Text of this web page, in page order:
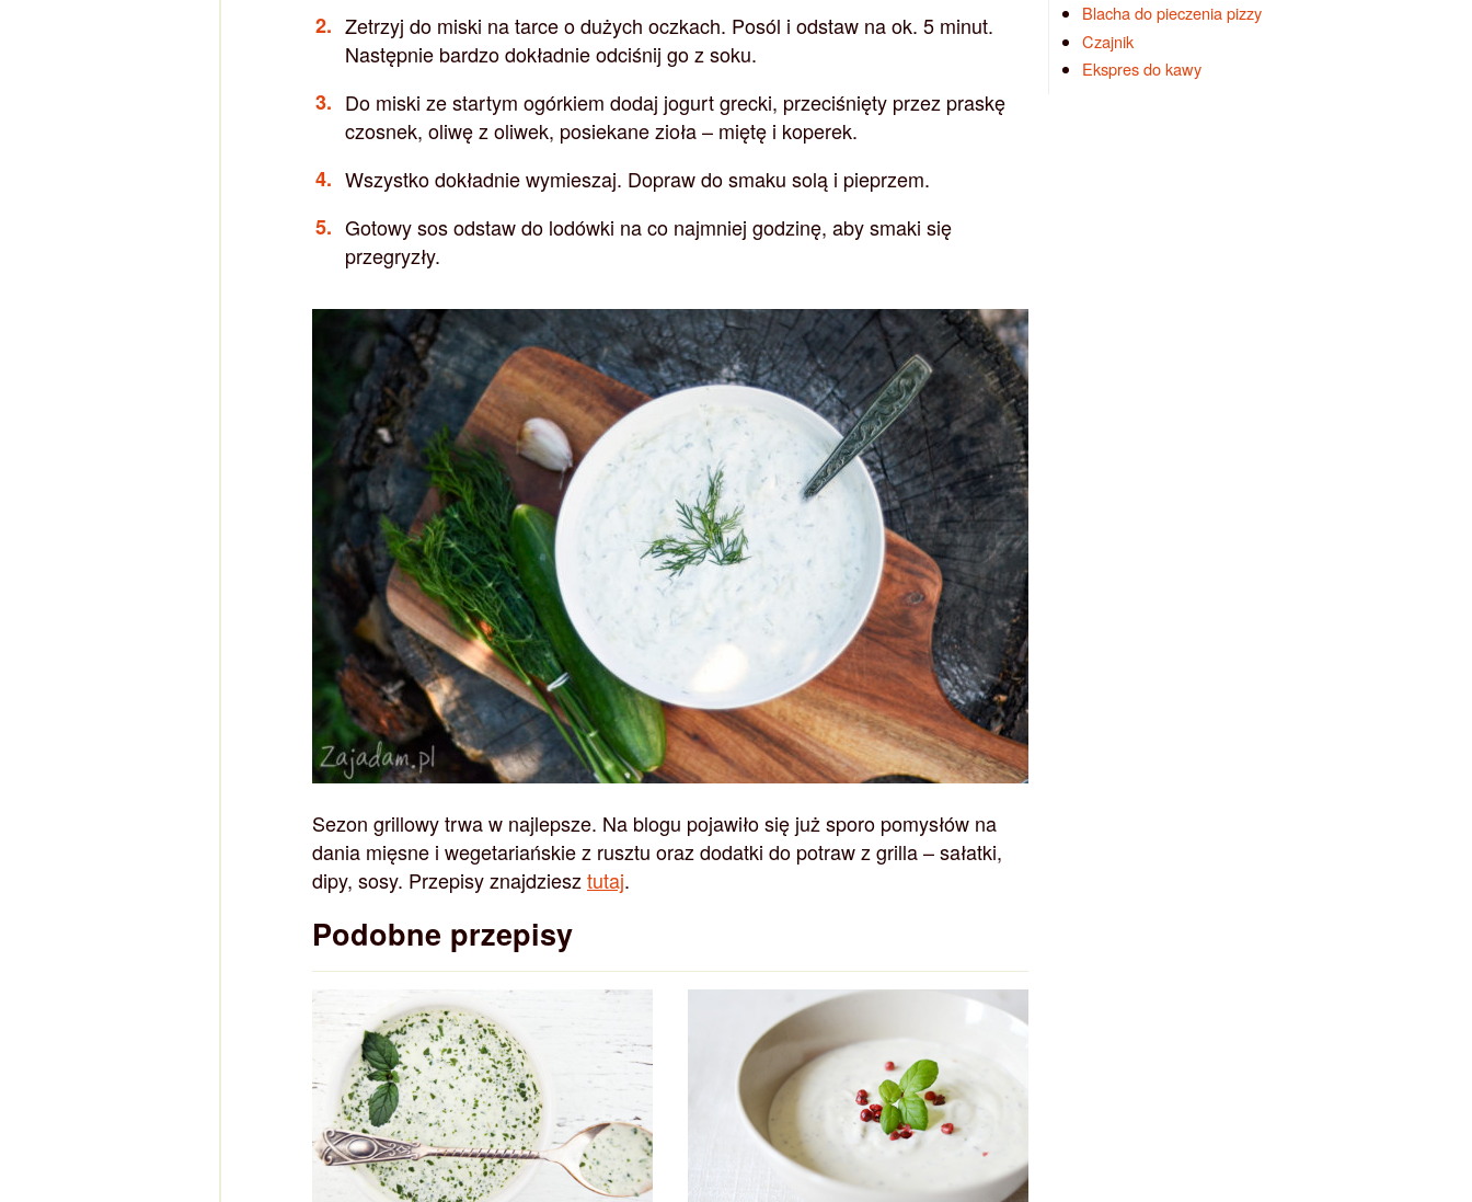
Zetrzyj do miski na tarce o dużych oczkach. Posól i odstaw na ok. 5 minut.
Następnie bardzo dokładnie odciśnij go z soku.
Do miski ze startym ogórkiem dodaj jogurt grecki, przeciśnięty przez praskę
czosnek, oliwę z oliwek, posiekane zioła – miętę i koperek.
Wszystko dokładnie wymieszaj. Dopraw do smaku solą i pieprzem.
Gotowy sos odstaw do lodówki na co najmniej godzinę, aby smaki się
przegryzły.
Sezon grillowy trwa w najlepsze. Na blogu pojawiło się już sporo pomysłów na
dania mięsne i wegetariańskie z rusztu oraz dodatki do potraw z grilla – sałatki,
dipy, sosy. Przepisy znajdziesztutaj.
Podobne przepisy
Blacha do pieczenia pizzy
Czajnik
Ekspres do kawy